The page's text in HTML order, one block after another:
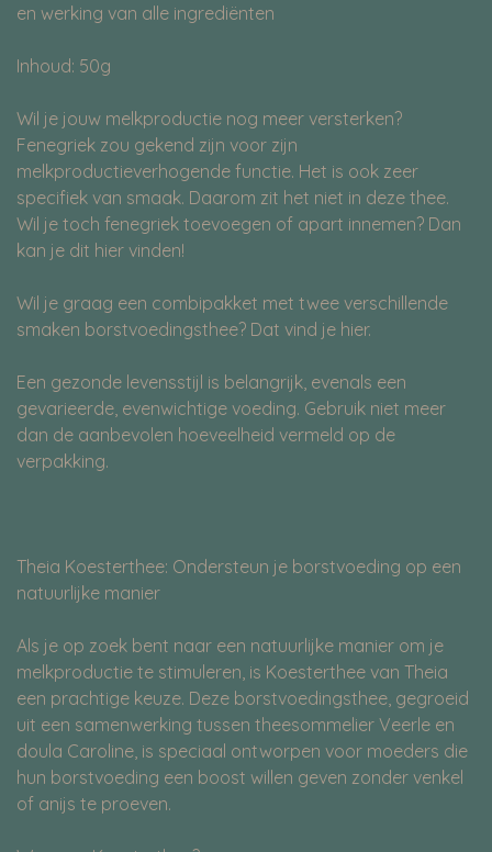
en werking van alle ingrediënten
Inhoud: 50g
Wil je jouw melkproductie nog meer versterken?
Fenegriek zou gekend zijn voor zijn
melkproductieverhogende functie. Het is ook zeer
specifiek van smaak. Daarom zit het niet in deze thee.
Wil je toch fenegriek toevoegen of apart innemen? Dan
kan je dit hier vinden!
Wil je graag een combipakket met twee verschillende
smaken borstvoedingsthee? Dat vind je hier.
Een gezonde levensstijl is belangrijk, evenals een
gevarieerde, evenwichtige voeding. Gebruik niet meer
dan de aanbevolen hoeveelheid vermeld op de
verpakking.
Theia Koesterthee: Ondersteun je borstvoeding op een
natuurlijke manier
Als je op zoek bent naar een natuurlijke manier om je
melkproductie te stimuleren, is Koesterthee van Theia
een prachtige keuze. Deze borstvoedingsthee, gegroeid
uit een samenwerking tussen theesommelier Veerle en
doula Caroline, is speciaal ontworpen voor moeders die
hun borstvoeding een boost willen geven zonder venkel
of anijs te proeven.